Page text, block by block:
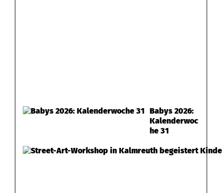
Babys 2026:
Kalenderwoc
he 31